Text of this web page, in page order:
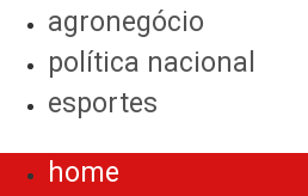
agronegócio
política nacional
esportes
home